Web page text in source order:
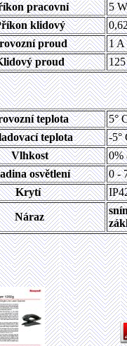
pracovní
5 W
klidový
proud
1 A
proud
teplota
5°
teplota
-5°
Vlhkost
0%
osvětlení
0 -
Krytí
Náraz